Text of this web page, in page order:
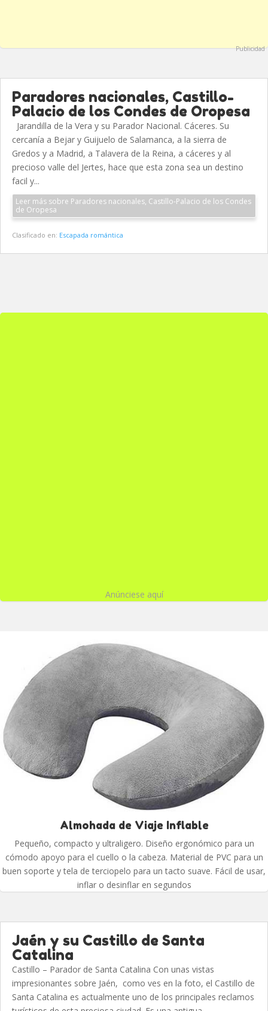
Publicidad
Paradores nacionales, Castillo-
Palacio de los Condes de Oropesa
Jarandilla de la Vera y su Parador Nacional. Cáceres. Su
cercanía a Bejar y Guijuelo de Salamanca, a la sierra de
Gredos y a Madrid, a Talavera de la Reina, a cáceres y al
precioso valle del Jertes, hace que esta zona sea un destino
facil y...
Leer más sobre Paradores nacionales, Castillo-Palacio de los Condes
de Oropesa
Clasificado en: Escapada romántica
Anúnciese aquí
Almohada de Viaje Inflable
Pequeño, compacto y ultraligero. Diseño ergonómico para un
cómodo apoyo para el cuello o la cabeza. Material de PVC para un
buen soporte y tela de terciopelo para un tacto suave. Fácil de usar,
inflar o desinflar en segundos
Jaén y su Castillo de Santa
Catalina
Castillo – Parador de Santa Catalina Con unas vistas
impresionantes sobre Jaén, como ves en la foto, el Castillo de
Santa Catalina es actualmente uno de los principales reclamos